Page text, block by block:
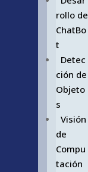
rollo de
ChatBo
t
Detec
ción de
Objeto
s
Visión
de
Compu
tación